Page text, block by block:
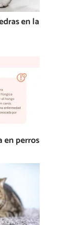
en la
en perros